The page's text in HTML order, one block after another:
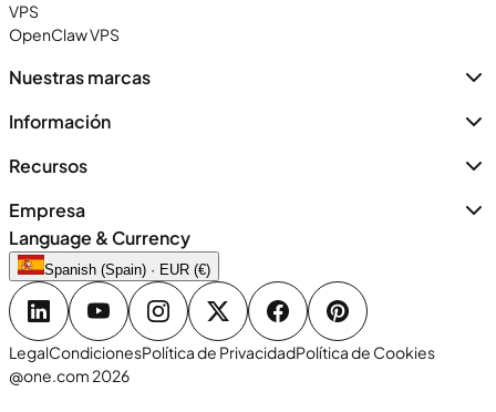
VPS
OpenClaw VPS
Nuestras marcas
Información
Recursos
Empresa
Language & Currency
Spanish (Spain) · EUR (€)
LegalCondicionesPolítica de PrivacidadPolítica de Cookies
@one.com 2026